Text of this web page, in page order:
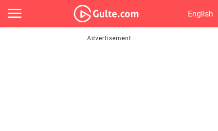
English